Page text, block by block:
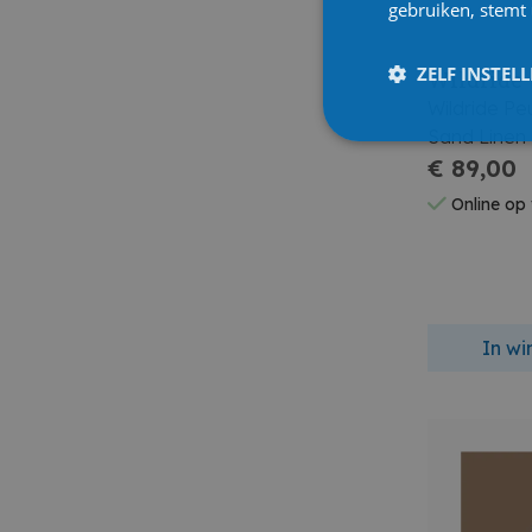
Wildride
Sand Linen
€ 89,00
Online
In
gebruiken,
ZELF